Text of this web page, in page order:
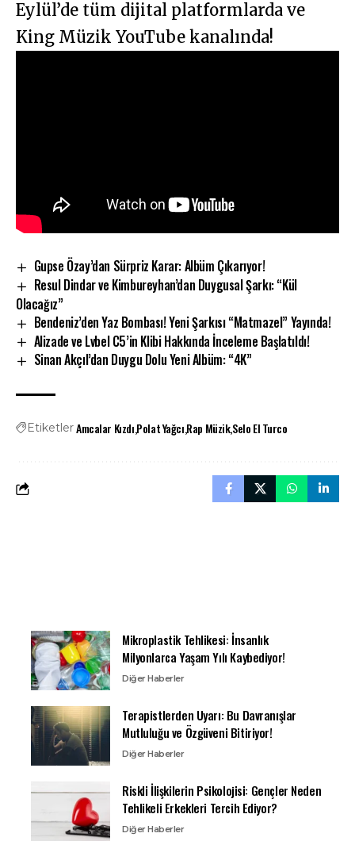
Eylül’de tüm dijital platformlarda ve
King Müzik YouTube kanalında!
Gupse Özay’dan Sürpriz Karar: Albüm Çıkarıyor!
Resul Dindar ve Kimbureyhan’dan Duygusal Şarkı: “Kül
Olacağız”
Bendeniz’den Yaz Bombası! Yeni Şarkısı “Matmazel” Yayında!
Alizade ve Lvbel C5’in Klibi Hakkında İnceleme Başlatıldı!
Sinan Akçıl’dan Duygu Dolu Yeni Albüm: “4K”
EtiketlerAmcalar KızdıPolat YağcıRap MüzikSelo El Turco
Mikroplastik Tehlikesi: İnsanlık
Milyonlarca Yaşam Yılı Kaybediyor!
Diğer Haberler
Terapistlerden Uyarı: Bu Davranışlar
Mutluluğu ve Özgüveni Bitiriyor!
Diğer Haberler
Riskli İlişkilerin Psikolojisi: Gençler Neden
Tehlikeli Erkekleri Tercih Ediyor?
Diğer Haberler